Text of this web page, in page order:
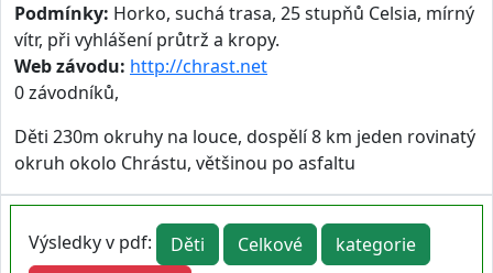
Podmínky: Horko, suchá trasa, 25 stupňů Celsia, mírný
vítr, při vyhlášení průtrž a kropy.
Web závodu: http://chrast.net
0 závodníků,
Děti 230m okruhy na louce, dospělí 8 km jeden rovinatý
okruh okolo Chrástu, většinou po asfaltu
Výsledky v pdf: Děti Celkové
kategorie